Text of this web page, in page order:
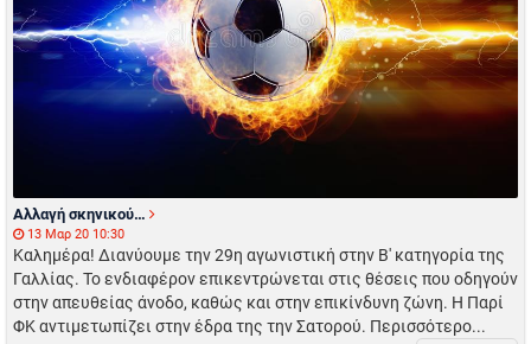
Αλλαγή σκηνικού…
13 Μαρ 20 10:30
Καλημέρα! Διανύουμε την 29η αγωνιστική στην Β' κατηγορία της
Γαλλίας. Το ενδιαφέρον επικεντρώνεται στις θέσεις που οδηγούν
στην απευθείας άνοδο, καθώς και στην επικίνδυνη ζώνη. Η Παρί
ΦΚ αντιμετωπίζει στην έδρα της την Σατορού. Περισσότερο...